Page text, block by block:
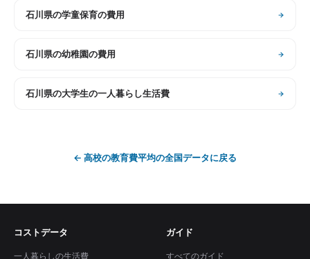
石川県の学童保育の費用
石川県の幼稚園の費用
石川県の大学生の一人暮らし生活費
← 高校の教育費平均の全国データに戻る
コストデータ
一人暮らしの生活費
ガイド
すべてのガイド